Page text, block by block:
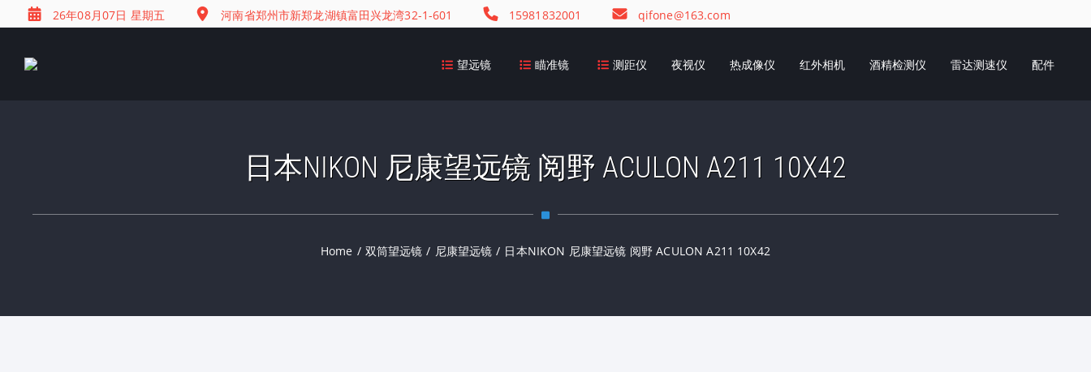
26年08月07日 星期五 河南省郑州市新郑龙湖镇富田兴龙湾32-1-601 15981832001 qifone@163.com
望远镜 瞄准镜 测距仪 夜视仪 热成像仪 红外相机 酒精检测仪 雷达测速仪 配件
日本NIKON 尼康望远镜 阅野 ACULON A211 10X42
Home / 双筒望远镜 / 尼康望远镜 / 日本NIKON 尼康望远镜 阅野 ACULON A211 10X42